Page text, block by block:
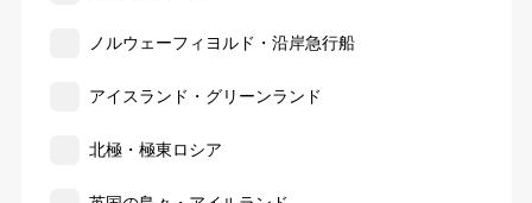
ノルウェーフィヨルド・沿岸急行船
アイスランド・グリーンランド
北極・極東ロシア